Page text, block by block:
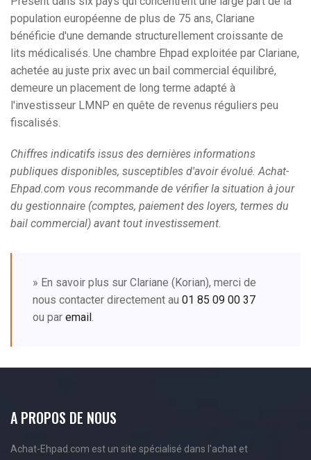
population européenne de plus de 75 ans, Clariane
bénéficie d'une demande structurellement croissante de
lits médicalisés. Une chambre Ehpad exploitée par Clariane,
achetée au juste prix avec un bail commercial équilibré,
demeure un placement de long terme adapté à
l'investisseur LMNP en quête de revenus réguliers peu
fiscalisés.
Chiffres indicatifs issus des dernières informations
publiques disponibles, susceptibles d'avoir évolué. Achat-
Ehpad.com vous recommande de vérifier la situation à jour
du gestionnaire (comptes, paiement des loyers, termes du
bail commercial) avant tout investissement.
» En savoir plus sur Clariane (Korian), merci de
nous contacter directement au 01 85 09 00 37
ou par email
A PROPOS DE NOUS
Achat-Ehpad.com est un site spécialisé dans l'achat et